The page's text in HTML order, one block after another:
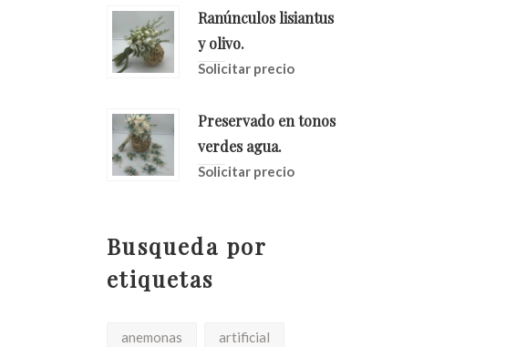
Ranúnculos lisiantus
y olivo.
Solicitar precio
Preservado en tonos
verdes agua.
Solicitar precio
Busqueda por
etiquetas
anemonas artificial